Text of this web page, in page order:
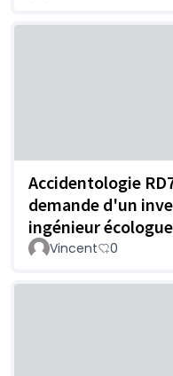
Accidentologie
demande d'un
ingénieur écologue
Vincent 0